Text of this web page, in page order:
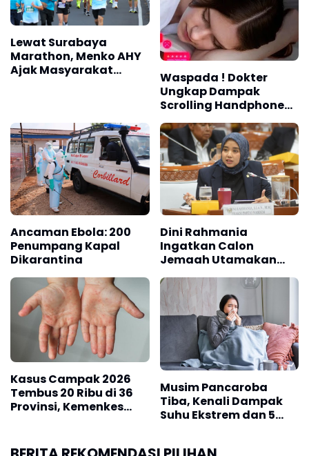
Lewat Surabaya
Marathon, Menko AHY
Ajak Masyarakat
Waspada ! Dokter
Ungkap Dampak
Scrolling Handphone
Sebelum Tidur
Terhadap Kesehatan
Otak
Ancaman Ebola: 200
Penumpang Kapal
Dikarantina
Dini Rahmania
Ingatkan Calon
Jemaah Utamakan
Istitha'ah Kesehatan
Jelang Haji
Kasus Campak 2026
Tembus 20 Ribu di 36
Provinsi, Kemenkes
Musim Pancaroba
Tiba, Kenali Dampak
Suhu Ekstrem dan 5